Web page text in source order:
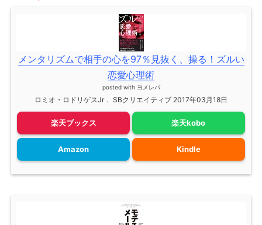
メンタリズムで相手の心を97％見抜く、操る！ズルい
恋愛心理術
posted with ヨメレバ
ロミオ・ロドリゲスJr． SBクリエイティブ 2017年03月18日
楽天ブックス 楽天kobo
Amazon Kindle